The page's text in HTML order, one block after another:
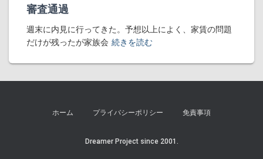
審査通過
週末に内見に行ってきた。予想以上によく、家賃の問題
だけが残ったが家族会 続きを読む
ホーム プライバシーポリシー 免責事項
Dreamer Project since 2001.